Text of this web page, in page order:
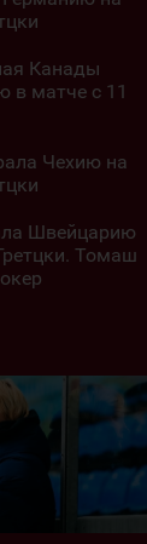
Канады
в матче с 11
Чехию на
Швейцарию
Томаш